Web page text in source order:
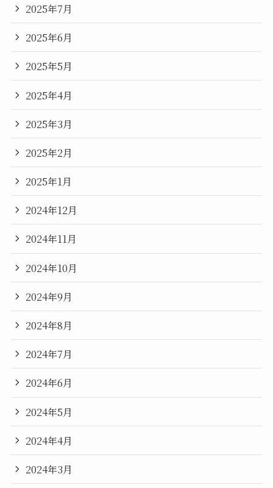
2025年7月
2025年6月
2025年5月
2025年4月
2025年3月
2025年2月
2025年1月
2024年12月
2024年11月
2024年10月
2024年9月
2024年8月
2024年7月
2024年6月
2024年5月
2024年4月
2024年3月